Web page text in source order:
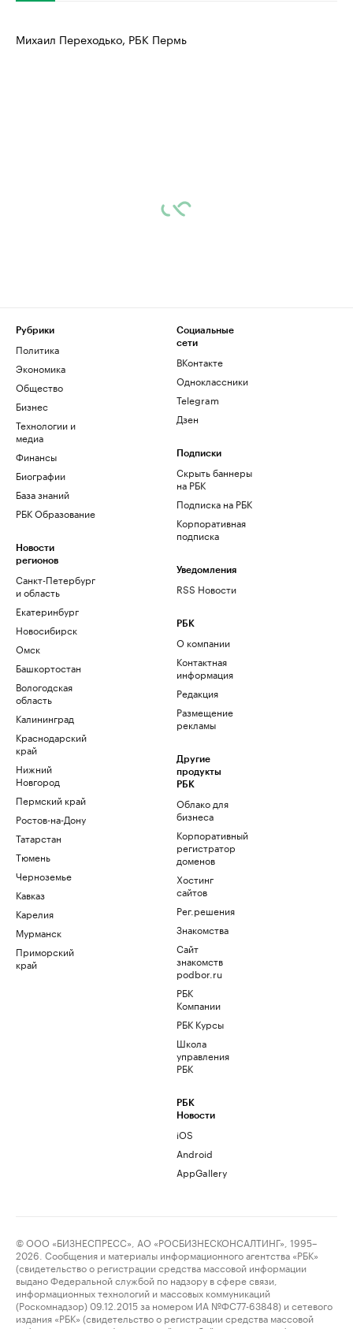
Михаил Переходько, РБК Пермь
Рубрики
Политика
Экономика
Общество
Бизнес
Технологии и
медиа
Финансы
Биографии
База знаний
РБК Образование
Новости
регионов
Санкт-Петербург
и область
Екатеринбург
Новосибирск
Омск
Башкортостан
Вологодская
область
Калининград
Краснодарский
край
Нижний
Новгород
Пермский край
Ростов-на-Дону
Татарстан
Тюмень
Черноземье
Кавказ
Карелия
Мурманск
Приморский
край
Социальные
сети
ВКонтакте
Одноклассники
Telegram
Дзен
Подписки
Скрыть баннеры
на РБК
Подписка на РБК
Корпоративная
подписка
Уведомления
RSS Новости
РБК
О компании
Контактная
информация
Редакция
Размещение
рекламы
Другие
продукты
РБК
Облако для
бизнеса
Корпоративный
регистратор
доменов
Хостинг
сайтов
Рег.решения
Знакомства
Сайт
знакомств
podbor.ru
РБК
Компании
РБК Курсы
Школа
управления
РБК
РБК
Новости
iOS
Android
AppGallery
© ООО «БИЗНЕСПРЕСС», АО «РОСБИЗНЕСКОНСАЛТИНГ», 1995–
2026. Сообщения и материалы информационного агентства «РБК»
(свидетельство о регистрации средства массовой информации
выдано Федеральной службой по надзору в сфере связи,
информационных технологий и массовых коммуникаций
(Роскомнадзор) 09.12.2015 за номером ИА №ФС77-63848) и сетевого
издания «РБК» (свидетельство о регистрации средства массовой